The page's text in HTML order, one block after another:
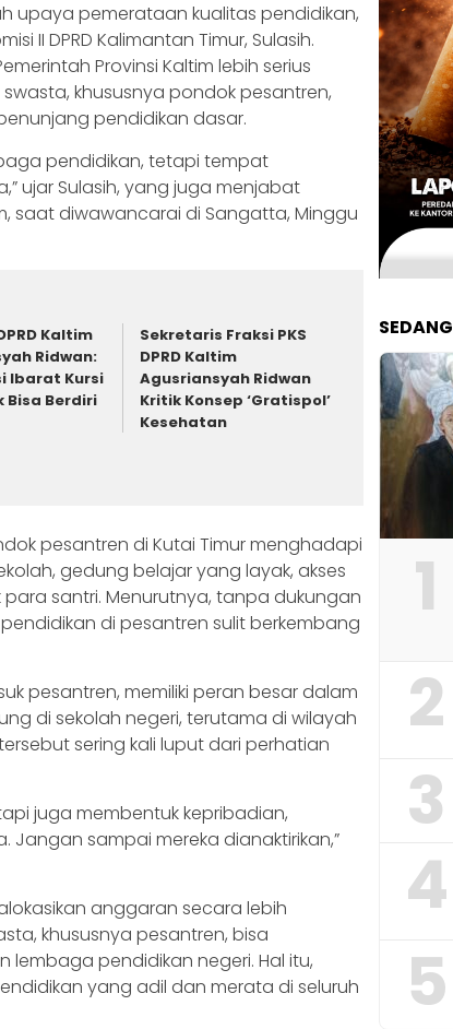
upaya pemerataan kualitas pendidikan,
II DPRD Kalimantan Timur, Sulasih.
Provinsi Kaltim lebih serius
khususnya pondok pesantren,
pendidikan dasar.
pendidikan, tetapi tempat
ujar Sulasih, yang juga menjabat
saat diwawancarai di Sangatta, Minggu
Kaltim
Ridwan:
Ibarat Kursi
Bisa Berdiri
Sekretaris Fraksi PKS
DPRD Kaltim
Agusriansyah Ridwan
Kritik Konsep ‘Gratispol’
Kesehatan
pesantren di Kutai Timur menghadapi
gedung belajar yang layak, akses
santri. Menurutnya, tanpa dukungan
di pesantren sulit berkembang
pesantren, memiliki peran besar dalam
di sekolah negeri, terutama di wilayah
sering kali luput dari perhatian
juga membentuk kepribadian,
Jangan sampai mereka dianaktirikan,”
anggaran secara lebih
khususnya pesantren, bisa
pendidikan negeri. Hal itu,
yang adil dan merata di seluruh
1
2
3
4
5